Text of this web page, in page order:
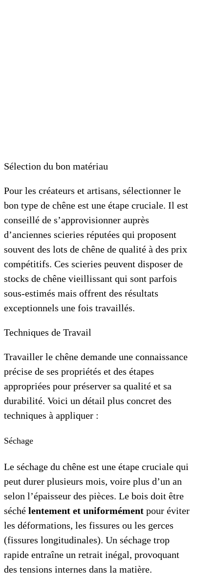
Sélection du bon matériau
Pour les créateurs et artisans, sélectionner le
bon type de chêne est une étape cruciale. Il est
conseillé de s’approvisionner auprès
d’anciennes scieries réputées qui proposent
souvent des lots de chêne de qualité à des prix
compétitifs. Ces scieries peuvent disposer de
stocks de chêne vieillissant qui sont parfois
sous-estimés mais offrent des résultats
exceptionnels une fois travaillés.
Techniques de Travail
Travailler le chêne demande une connaissance
précise de ses propriétés et des étapes
appropriées pour préserver sa qualité et sa
durabilité. Voici un détail plus concret des
techniques à appliquer :
Séchage
Le séchage du chêne est une étape cruciale qui
peut durer plusieurs mois, voire plus d’un an
selon l’épaisseur des pièces. Le bois doit être
séché lentement et uniformément pour éviter
les déformations, les fissures ou les gerces
(fissures longitudinales). Un séchage trop
rapide entraîne un retrait inégal, provoquant
des tensions internes dans la matière.